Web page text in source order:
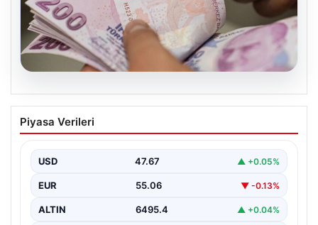
05.08.2026
2026 Kurban Bayramı Emekli
İkramiyeleri Ne Zaman Ödenecek?
milyon emekli vatandaşın gözü kulağı bayram
ikramiyesi…
Piyasa Verileri
USD 47.67 ▲ +0.05%
EUR 55.06 ▼ -0.13%
ALTIN 6495.4 ▲ +0.04%